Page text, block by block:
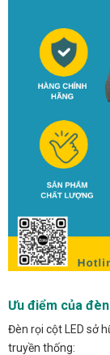
Ưu điểm của
Đèn rọi cột LED sở
truyền thống: